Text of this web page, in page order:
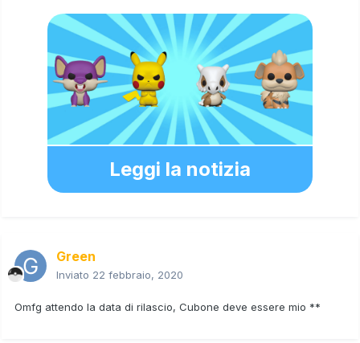
Leggi la notizia
Green
Inviato 22 febbraio, 2020
Omfg attendo la data di rilascio, Cubone deve essere mio **